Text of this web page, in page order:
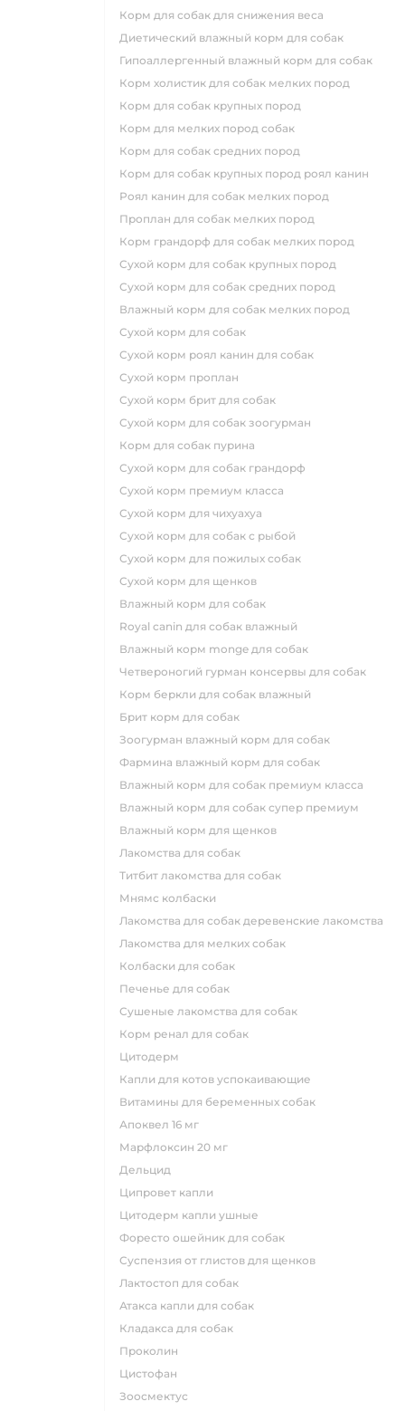
корм для собак для снижения веса
диетический влажный корм для собак
гипоаллергенный влажный корм для собак
корм холистик для собак мелких пород
корм для собак крупных пород
корм для мелких пород собак
корм для собак средних пород
корм для собак крупных пород роял канин
роял канин для собак мелких пород
проплан для собак мелких пород
корм грандорф для собак мелких пород
сухой корм для собак крупных пород
сухой корм для собак средних пород
влажный корм для собак мелких пород
сухой корм для собак
сухой корм роял канин для собак
сухой корм проплан
сухой корм брит для собак
сухой корм для собак зоогурман
корм для собак пурина
сухой корм для собак грандорф
сухой корм премиум класса
сухой корм для чихуахуа
сухой корм для собак с рыбой
сухой корм для пожилых собак
сухой корм для щенков
влажный корм для собак
royal canin для собак влажный
влажный корм monge для собак
четвероногий гурман консервы для собак
корм беркли для собак влажный
брит корм для собак
зоогурман влажный корм для собак
фармина влажный корм для собак
влажный корм для собак премиум класса
влажный корм для собак супер премиум
влажный корм для щенков
лакомства для собак
титбит лакомства для собак
мнямс колбаски
лакомства для собак деревенские лакомства
лакомства для мелких собак
колбаски для собак
печенье для собак
сушеные лакомства для собак
корм ренал для собак
цитодерм
капли для котов успокаивающие
витамины для беременных собак
апоквел 16 мг
марфлоксин 20 мг
дельцид
ципровет капли
цитодерм капли ушные
форесто ошейник для собак
суспензия от глистов для щенков
лактостоп для собак
атакса капли для собак
кладакса для собак
проколин
цистофан
зоосмектус